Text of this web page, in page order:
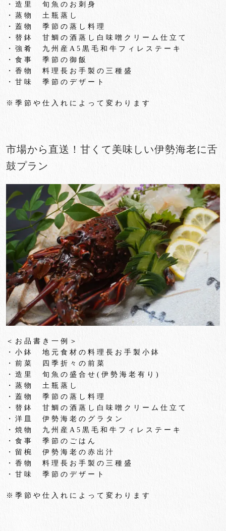
・造里 旬魚のお刺身
・蒸物 土瓶蒸し
・蓋物 季節の蒸し料理
・替鉢 甘鯛の酒蒸し白味噌クリーム仕立て
・強肴 九州産 A5 黒毛和牛フィレステーキ
・食事 季節の御飯
・香物 料理長お手製の三種盛
・甘味 季節のデザート
※季節や仕入れによって変わります
市場から直送！甘くて美味しい伊勢海老に舌
鼓プラン
＜お品書き一例＞
・小鉢 地元食材の料理長お手製小鉢
・前菜 四季折々の前菜
・造里 旬魚の盛合せ(伊勢海老有り)
・蒸物 土瓶蒸し
・蓋物 季節の蒸し料理
・替鉢 甘鯛の酒蒸し白味噌クリーム仕立て
・洋皿 伊勢海老のグラタン
・焼物 九州産 A5 黒毛和牛フィレステーキ
・食事 季節のごはん
・留椀 伊勢海老の赤出汁
・香物 料理長お手製の三種盛
・甘味 季節のデザート
※季節や仕入れによって変わります